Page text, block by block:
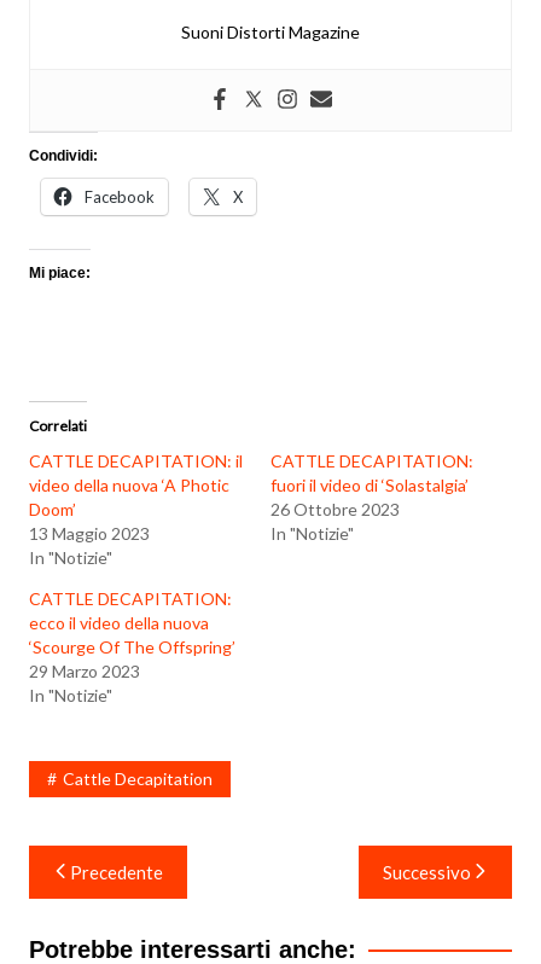
Suoni Distorti Magazine
Condividi:
Facebook X
Mi piace:
Correlati
CATTLE DECAPITATION: il
video della nuova ‘A Photic
Doom’
13 Maggio 2023
In "Notizie"
CATTLE DECAPITATION:
fuori il video di ‘Solastalgia’
26 Ottobre 2023
In "Notizie"
CATTLE DECAPITATION:
ecco il video della nuova
‘Scourge Of The Offspring’
29 Marzo 2023
In "Notizie"
Cattle Decapitation
Navigazione
articoli
Precedente Successivo
Potrebbe interessarti anche: